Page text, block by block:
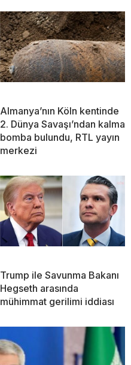
Almanya’nın Köln kentinde
2. Dünya Savaşı’ndan kalma
bomba bulundu, RTL yayın
merkezi
Trump ile Savunma Bakanı
Hegseth arasında
mühimmat gerilimi iddiası